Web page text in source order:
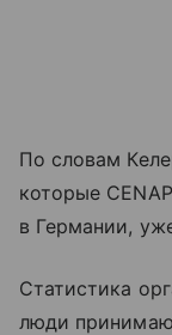
По словам
которые
в Германии,
Статистика
люди